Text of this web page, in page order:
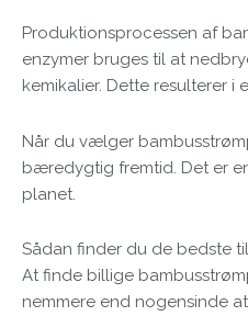
Produktionsprocessen af
enzymer bruges til at
kemikalier. Dette resulterer
Når du vælger
bæredygtig fremtid. Det er
planet.
Sådan finder du de bedste
At finde billige
nemmere end nogensinde